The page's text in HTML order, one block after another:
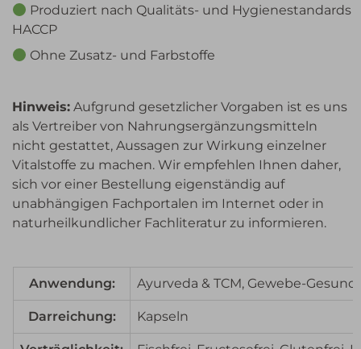
Produziert nach Qualitäts- und Hygienestandards
HACCP
Ohne Zusatz- und Farbstoffe
Hinweis: Aufgrund gesetzlicher Vorgaben ist es uns
als Vertreiber von Nahrungsergänzungsmitteln
nicht gestattet, Aussagen zur Wirkung einzelner
Vitalstoffe zu machen. Wir empfehlen Ihnen daher,
sich vor einer Bestellung eigenständig auf
unabhängigen Fachportalen im Internet oder in
naturheilkundlicher Fachliteratur zu informieren.
Anwendung: Ayurveda & TCM, Gewebe-
Darreichung: Kapseln